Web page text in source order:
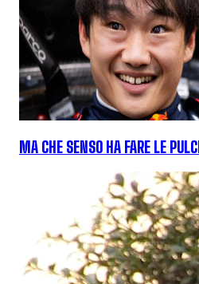
MA CHE SENSO HA FARE LE